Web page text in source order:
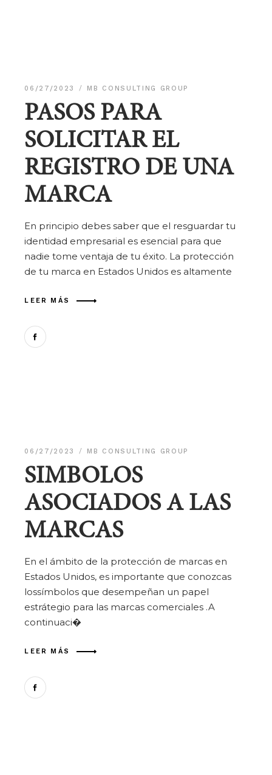
06/27/2023 MB CONSULTING GROUP
PASOS PARA
SOLICITAR EL
REGISTRO DE UNA
MARCA
En principio debes saber que el resguardar tu
identidad empresarial es esencial para que
nadie tome ventaja de tu éxito. La protección
de tu marca en Estados Unidos es altamente
LEER MÁS
06/27/2023 MB CONSULTING GROUP
SIMBOLOS
ASOCIADOS A LAS
MARCAS
En el ámbito de la protección de marcas en
Estados Unidos, es importante que conozcas
lossímbolos que desempeñan un papel
estrátegio para las marcas comerciales .A
continuaci�
LEER MÁS